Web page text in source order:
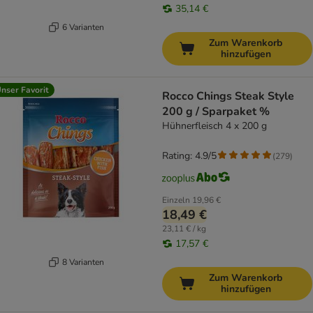
6 Varianten
35,14 €
Zum Warenkorb
hinzufügen
Favorit
8 Varianten
Rocco Chings Steak Style
200 g / Sparpaket %
Hühnerfleisch 4 x 200 g
Einzeln 19,96 €
18,49 €
23,11 € / kg
17,57 €
Rating: 4.9/5 (279)
Zum Warenkorb
hinzufügen